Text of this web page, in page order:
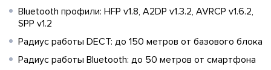
Bluetooth профили: HFP v1.8, A2DP v1.3.2, AVRCP v1.6.2,
SPP v1.2
Радиус работы DECT: до 150 метров от базового блока
Радиус работы Bluetooth: до 50 метров от смартфона